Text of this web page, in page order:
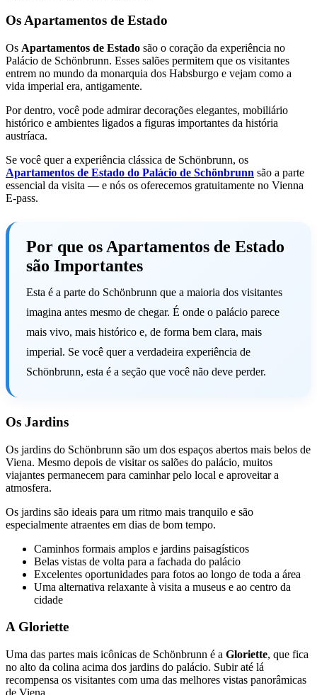
Os Apartamentos de Estado
Os Apartamentos de Estado são o coração da experiência no
Palácio de Schönbrunn. Esses salões permitem que os visitantes
entrem no mundo da monarquia dos Habsburgo e vejam como a
vida imperial era, antigamente.
Por dentro, você pode admirar decorações elegantes, mobiliário
histórico e ambientes ligados a figuras importantes da história
austríaca.
Se você quer a experiência clássica de Schönbrunn, os
Apartamentos de Estado do Palácio de Schönbrunn são a parte
essencial da visita — e nós os oferecemos gratuitamente no Vienna
E-pass.
Por que os Apartamentos de Estado
são Importantes
Esta é a parte do Schönbrunn que a maioria dos visitantes
imagina antes mesmo de chegar. É onde o palácio parece
mais vivo, mais histórico e, de forma bem clara, mais
imperial. Se você quer a verdadeira experiência de
Schönbrunn, esta é a seção que você não deve perder.
Os Jardins
Os jardins do Schönbrunn são um dos espaços abertos mais belos de
Viena. Mesmo depois de visitar os salões do palácio, muitos
viajantes permanecem para caminhar pelo local e aproveitar a
atmosfera.
Os jardins são ideais para um ritmo mais tranquilo e são
especialmente atraentes em dias de bom tempo.
Caminhos formais amplos e jardins paisagísticos
Belas vistas de volta para a fachada do palácio
Excelentes oportunidades para fotos ao longo de toda a área
Uma alternativa relaxante à visita a museus e ao centro da
cidade
A Gloriette
Uma das partes mais icônicas de Schönbrunn é a Gloriette, que fica
no alto da colina acima dos jardins do palácio. Subir até lá
recompensa os visitantes com uma das melhores vistas panorâmicas